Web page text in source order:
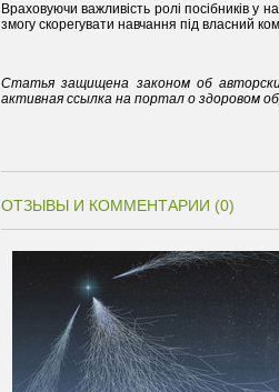
Враховуючи важливість ролі посібників у
змогу скорегувати навчання під власний
Статья защищена законом об
активная ссылка на портал о здоровом
ОТЗЫВЫ И КОММЕНТАРИИ (0)